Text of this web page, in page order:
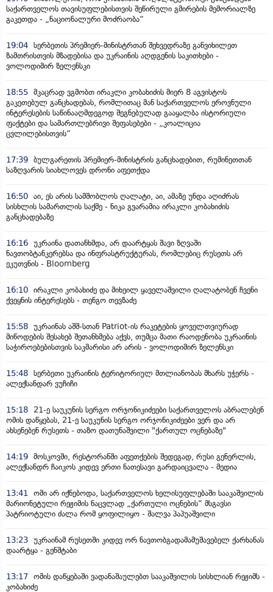
საქართველოს თავისუფლებისთვის შეწირული გმირების მემორიალზე
გაკეთდა - „ნაციონალური მოძრაობა“
19:04 სერბეთის პრემიერ-მინისტრთან შეხვედრაზე განვიხილეთ
ზამთრისთვის მზადებისა და უკრაინის აღდგენის საკითხები -
ვოლოდიმირ ზელენსკი
18:55 მკაცრად ვგმობთ ირაკლი კობახიძის მიერ 8 აგვისტოს
გაკეთებულ განცხადებას, რომლითაც მან საქართველოს ეროვნული
ინტერესების საწინააღმდეგოდ შეგნებულად გააყალბა ისტორიული
ფაქტები და სამართლებრივი შეფასებები - „კოალიცია
ცვლილებისთვის“
17:39 ბულგარეთის პრემიერ-მინისტრის განცხადებით, რუმინეთთან
საზღვარის სიახლოვეს დრონი აფეთქდა
16:50 აი, ეს არის სამშობლოს ღალატი, აი, ამაზე უნდა აღიძრას
სისხლის სამართლის საქმე - ნიკა გვარამია ირაკლი კობახიძის
განცხადებაზე
16:16 უკრაინა დათანხმდა, არ დაარტყას შავი ზღვაში
ნავთობტანკერებსა და ინფრასტრუქტურას, რომლებიც რუსეთს არ
ეკუთვნის - Bloomberg
16:10 ირაკლი კობახიძე და მიხეილ ყაველაშვილი ღალატობენ ჩვენი
ქვეყნის ინტერესებს - თენგო თევზაძე
15:58 უკრაინას აშშ-სთან Patriot-ის რაკეტების ყოველთვიურად
მიწოდების შესახებ შეთანხმება აქვს, თუმცა მათი რაოდენობა უკრაინის
საჭიროებებისთვის საკმარისი არ არის - ვოლოდიმირ ზელენსკი
15:48 სერბეთი უკრაინის ტერიტორიულ მთლიანობას მხარს უჭერს -
ალექსანდარ ვუჩიჩი
15:18
21-ე საუკუნის სერგო ორჯონიკიძეები საქართველოს აბრალებენ
ომის დაწყებას, 21-ე საუკუნის სერგო ორჯონიკიძეები ვერ და არ
ახსენებენ რუსეთს - თაზო დათუნაშვილი "ქართულ ოცნებაზე"
14:19 მოსკოვში, რესტორანში აფეთქების შედეგად, რუსი გენერლის,
ალექსანდრ ჩაიკოს კიდევ ერთი ნათესავი გარდაიცვალა - მედია
13:41
ომი არ იქნებოდა, საქართველოს ხელისუფლებაში სააკაშვილის
მარიონეტული რეჟიმის ნაცვლად „ქართული ოცნების“ მსგავსი
პატრიოტული ძალა რომ ყოფილიყო - შალვა პაპუაშვილი
13:23 უკრაინამ რუსეთში კიდევ ორ ნავთობგადამამუშავებელ ქარხანას
დაარტყა - გენშტაბი
13:17 ომის დაწყებაში ვადანაშაულებთ სააკაშვილის სისხლიან რეჟიმს -
კობახიძე